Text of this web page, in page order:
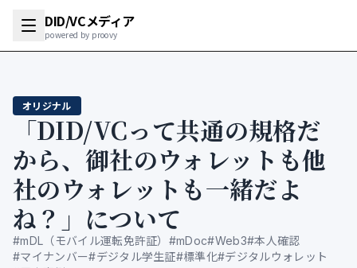
DID/VCメディア
powered by proovy
オリジナル
「DID/VCって共通の規格だ
から、御社のウォレットも他
社のウォレットも一緒だよ
ね？」について
#mDL（モバイル運転免許証） #mDoc#Web3#本人確認
#マイナンバー#デジタル学生証#標準化#デジタルウォレット